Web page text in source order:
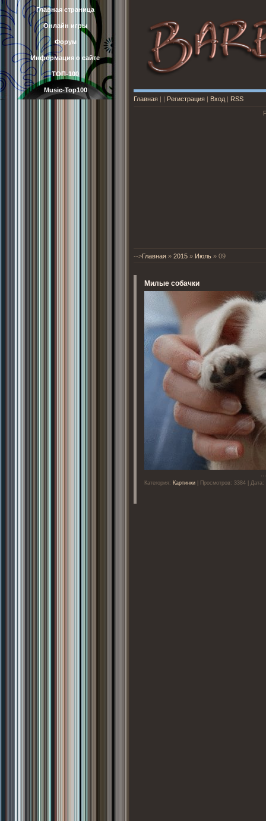
Главная страница
Онлайн игры
Форум
Информация о сайте
ТОП-100
Music-Top100
Главная
Регистрация Вход
RSS
-->Главная » 2015 » Июль » 09
Милые собачки
Категория: Картинки | Просмотров: 3384 |